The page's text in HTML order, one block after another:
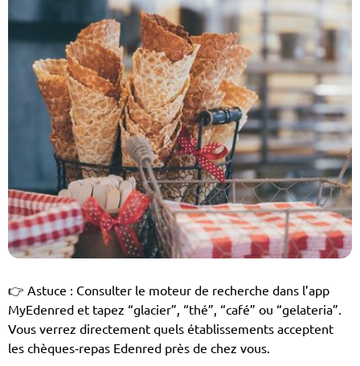
👉 Astuce : Consulter le moteur de recherche dans l’app
MyEdenred et tapez “glacier”, “thé”, “café” ou “gelateria”.
Vous verrez directement quels établissements acceptent
les chèques‑repas Edenred près de chez vous.